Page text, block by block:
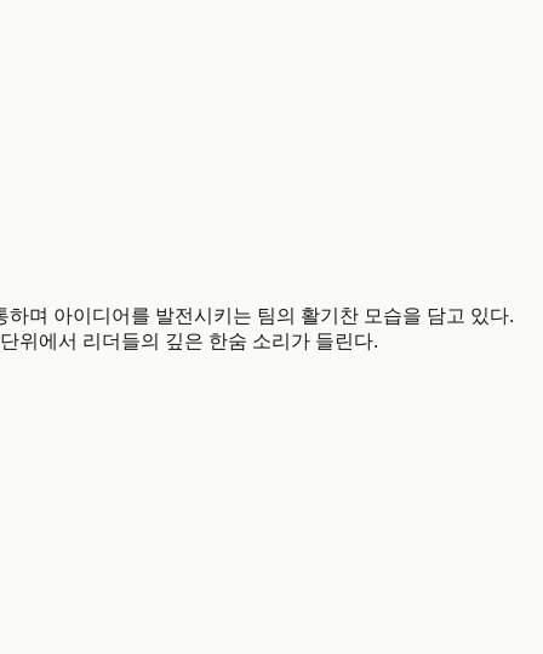
며 아이디어를 발전시키는 팀의 활기찬 모습을 담고 있다.
위에서 리더들의 깊은 한숨 소리가 들린다.